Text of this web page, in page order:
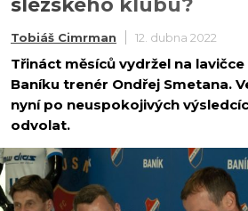
slezského klubu?
Tobiáš Cimrman 12. dubna 2022
Třináct měsíců vydržel na
Baníku trenér Ondřej Smetana.
nyní po neuspokojivých
odvolat.